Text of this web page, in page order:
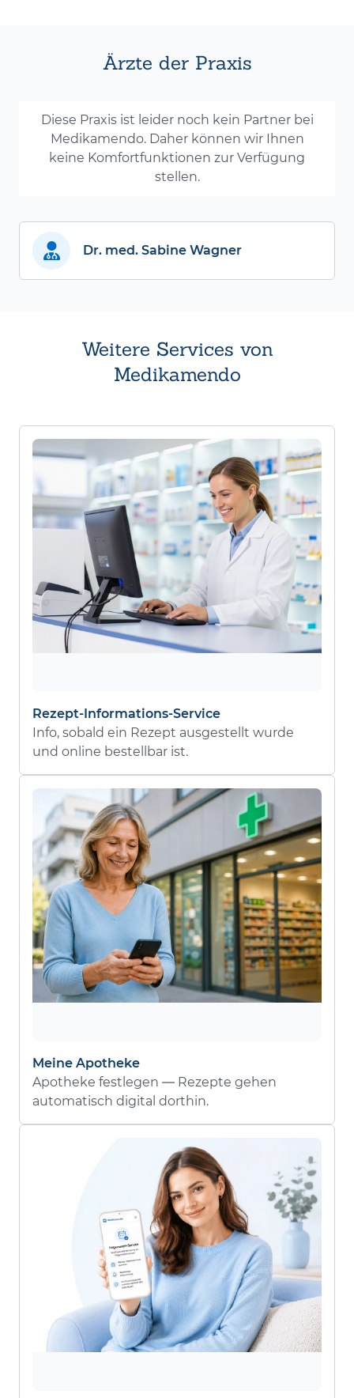
Ärzte der Praxis
Diese Praxis ist leider noch kein Partner bei
Medikamendo. Daher können wir Ihnen
keine Komfortfunktionen zur Verfügung
stellen.
Dr. med. Sabine Wagner
Weitere Services von
Medikamendo
Rezept-Informations-Service
Info, sobald ein Rezept ausgestellt wurde
und online bestellbar ist.
Meine Apotheke
Apotheke festlegen — Rezepte gehen
automatisch digital dorthin.